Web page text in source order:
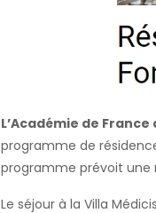
L’Académie de
programme de
programme prévoit une
Le séjour à la Villa